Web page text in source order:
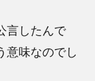
言したんで
意味なのでし